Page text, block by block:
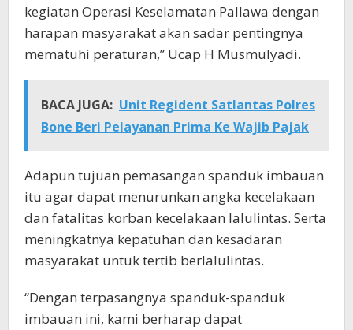
kegiatan Operasi Keselamatan Pallawa dengan
harapan masyarakat akan sadar pentingnya
mematuhi peraturan,” Ucap H Musmulyadi.
BACA JUGA: Unit Regident Satlantas Polres
Bone Beri Pelayanan Prima Ke Wajib Pajak
Adapun tujuan pemasangan spanduk imbauan
itu agar dapat menurunkan angka kecelakaan
dan fatalitas korban kecelakaan lalulintas. Serta
meningkatnya kepatuhan dan kesadaran
masyarakat untuk tertib berlalulintas.
“Dengan terpasangnya spanduk-spanduk
imbauan ini, kami berharap dapat